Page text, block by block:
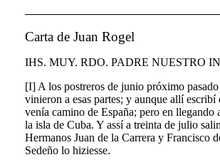
Carta de Juan Rogel
IHS. MUY. RDO. PADRE NUESTRO
[I] A los postreros de junio próximo pasado
vinieron a esas partes; y aunque allí
venía camino de España; pero en llegando
la isla de Cuba. Y assí a treinta de julio
Hermanos Juan de la Carrera y Francisco
Sedeño lo hiziesse.